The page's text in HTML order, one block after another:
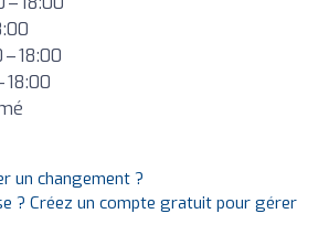
18:00
18:00
un changement ?
? Créez un compte gratuit pour gérer